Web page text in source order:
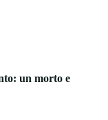
un morto e